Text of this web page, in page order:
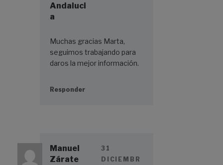
Andaluci
a
Muchas gracias Marta,
seguimos trabajando para
daros la mejor información.
Responder
Manuel
Zárate
31
DICIEMBR